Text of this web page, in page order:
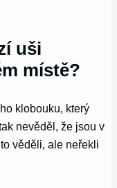
uši
místě?
klobouku, který
nevěděl, že jsou v
věděli, ale neřekli